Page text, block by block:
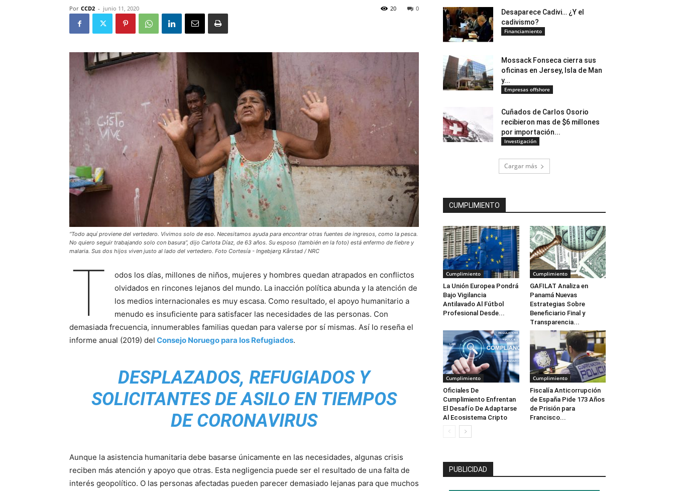
Por CCD2 - junio 11, 2020 0
20
“Todo aquí proviene del vertedero. Vivimos solo de eso. Necesitamos ayuda para encontrar otras fuentes de ingresos, como la pesca.
No quiero seguir trabajando solo con basura”, dijo Carlota Díaz, de 63 años. Su esposo (también en la foto) está enfermo de fiebre y
malaria. Sus dos hijos viven justo al lado del vertedero. Foto Cortesía - Ingebjørg Kårstad / NRC
T
odos los días, millones de niños, mujeres y hombres quedan atrapados en conflictos
olvidados en rincones lejanos del mundo. La inacción política abunda y la atención de
los medios internacionales es muy escasa. Como resultado, el apoyo humanitario a
menudo es insuficiente para satisfacer las necesidades de las personas. Con
demasiada frecuencia, innumerables familias quedan para valerse por sí mismas. Así lo reseña el
informe anual (2019) del Consejo Noruego para los Refugiados.
DESPLAZADOS, REFUGIADOS Y
SOLICITANTES DE ASILO EN TIEMPOS
DE CORONAVIRUS
Aunque la asistencia humanitaria debe basarse únicamente en las necesidades, algunas crisis
reciben más atención y apoyo que otras. Esta negligencia puede ser el resultado de una falta de
interés geopolítico. O las personas afectadas pueden parecer demasiado lejanas para que muchos
Desaparece Cadivi… ¿Y el
cadivismo?
Financiamiento
Mossack Fonseca cierra sus
oficinas en Jersey, Isla de Man
y...
Empresas offshore
Cuñados de Carlos Osorio
recibieron mas de $6 millones
por importación...
Investigación
Cargar más
CUMPLIMIENTO
Cumplimiento
La Unión Europea Pondrá
Bajo Vigilancia
Antilavado Al Fútbol
Profesional Desde...
Cumplimiento
GAFILAT Analiza en
Panamá Nuevas
Estrategias Sobre
Beneficiario Final y
Transparencia...
Cumplimiento
Oficiales De
Cumplimiento Enfrentan
El Desafío De Adaptarse
Al Ecosistema Cripto
Cumplimiento
Fiscalía Anticorrupción
de España Pide 173 Años
de Prisión para
Francisco...
PUBLICIDAD